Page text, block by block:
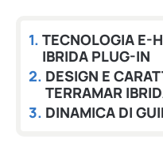
TECNOLOGIA E-
IBRIDA PLUG-IN
DESIGN E
TERRAMAR
DINAMICA DI